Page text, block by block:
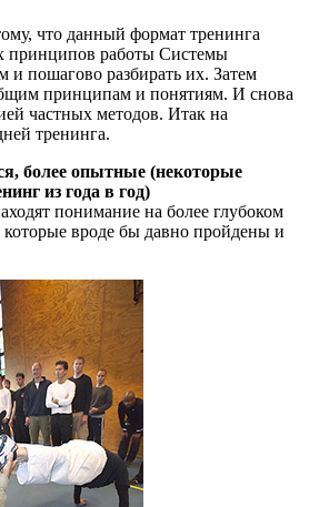
что данный формат тренинга
принципов работы Системы
и пошагово разбирать их. Затем
принципам и понятиям. И снова
частных методов. Итак на
тренинга.
более опытные (некоторые
из года в год)
понимание на более глубоком
вроде бы давно пройдены и